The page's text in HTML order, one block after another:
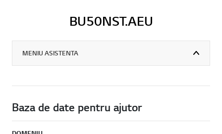
BU50NST.AEU
MENIU ASISTENTA
Baza de date pentru ajutor